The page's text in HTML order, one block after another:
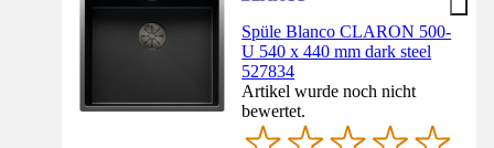
Spüle Blanco CLARON 500-
U 540 x 440 mm dark steel
527834
Artikel wurde noch nicht
bewertet.